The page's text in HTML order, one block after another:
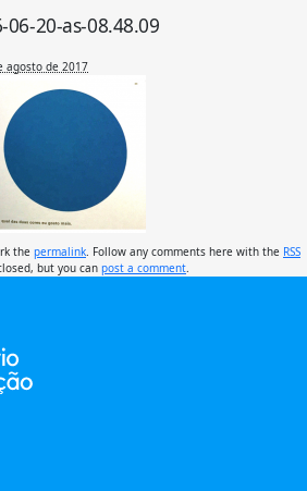
06-20-as-08.48.09
agosto de 2017
the permalink . Follow any comments here with the RSS
but you can post a comment